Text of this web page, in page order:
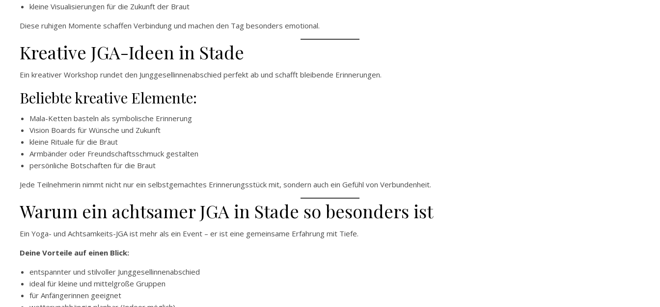
kleine Visualisierungen für die Zukunft der Braut
Diese ruhigen Momente schaffen Verbindung und machen den Tag besonders emotional.
Kreative JGA-Ideen in Stade
Ein kreativer Workshop rundet den Junggesellinnenabschied perfekt ab und schafft bleibende Erinnerungen.
Beliebte kreative Elemente:
Mala-Ketten basteln als symbolische Erinnerung
Vision Boards für Wünsche und Zukunft
kleine Rituale für die Braut
Armbänder oder Freundschaftsschmuck gestalten
persönliche Botschaften für die Braut
Jede Teilnehmerin nimmt nicht nur ein selbstgemachtes Erinnerungsstück mit, sondern auch ein Gefühl von Verbundenheit.
Warum ein achtsamer JGA in Stade so besonders ist
Ein Yoga- und Achtsamkeits-JGA ist mehr als ein Event – er ist eine gemeinsame Erfahrung mit Tiefe.
Deine Vorteile auf einen Blick:
entspannter und stilvoller Junggesellinnenabschied
ideal für kleine und mittelgroße Gruppen
für Anfängerinnen geeignet